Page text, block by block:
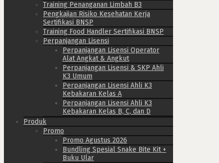
Training Penanganan Limbah B3
Pengkajian Risiko Kesehatan Kerja
Sertifikasi BNSP
Training Food Handler Sertifikasi BNSP
Perpanjangan Lisensi
Perpanjangan Lisensi Operator
Alat Angkat & Angkut
Perpanjangan Lisensi & SKP Ahli
K3 Umum
Perpanjangan Lisensi Ahli K3
Kebakaran Kelas A
Perpanjangan Lisensi Ahli K3
Kebakaran Kelas B, C, dan D
Produk
Promo
Promo Agustus 2026
Bundling Spesial Snake Bite Kit +
Buku Ular